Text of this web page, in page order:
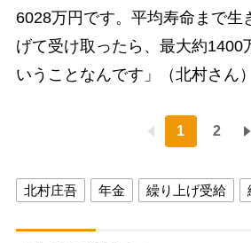
6028万円です。平均寿命まで生
げて受け取ったら、最大約1400
いうことなんです」（北村さん）
1 2
北村庄吾 年金 繰り上げ受給